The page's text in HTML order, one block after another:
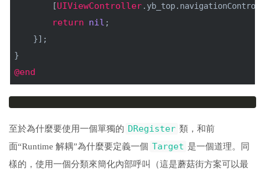
[UIViewController
return nil ;
}];
}
@end
至於為什麼要使用一個單獨的 DRegister 類，和前
面“Runtime 解耦”為什麼要定義一個 Target 是一個道理。同
樣的，使用一個分類來簡化內部呼叫（這是蘑菇街方案可以最